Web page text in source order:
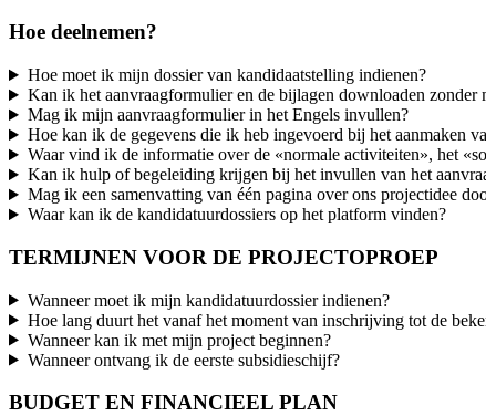
Hoe deelnemen?
Hoe moet ik mijn dossier van kandidaatstelling indienen?
Kan ik het aanvraagformulier en de bijlagen downloaden
Mag ik mijn aanvraagformulier in het Engels invullen?
Hoe kan ik de gegevens die ik heb ingevoerd bij het aanmaken
Waar vind ik de informatie over de «normale activiteiten», het
Kan ik hulp of begeleiding krijgen bij het invullen van het
Mag ik een samenvatting van één pagina over ons projectidee
Waar kan ik de kandidatuurdossiers op het platform vinden?
TERMIJNEN VOOR DE PROJECTOPROEP
Wanneer moet ik mijn kandidatuurdossier indienen?
Hoe lang duurt het vanaf het moment van inschrijving tot de
Wanneer kan ik met mijn project beginnen?
Wanneer ontvang ik de eerste subsidieschijf?
BUDGET EN FINANCIEEL PLAN